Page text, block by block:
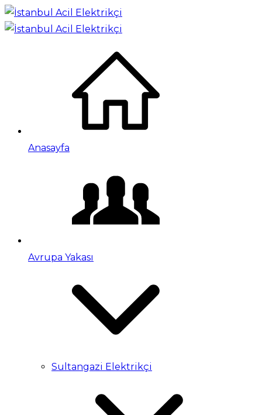
Anasayfa
Avrupa Yakası
Sultangazi Elektrikçi